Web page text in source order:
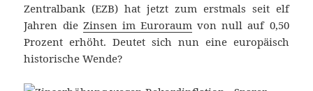
Zentralbank (EZB) hat jetzt zum erstmals seit elf
Jahren die Zinsen im Euroraum von null auf 0,50
Prozent erhöht. Deutet sich nun eine europäisch
historische Wende?